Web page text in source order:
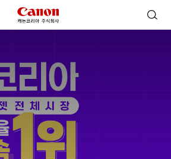
캐논코리아 주식회사 로고 검색 열기